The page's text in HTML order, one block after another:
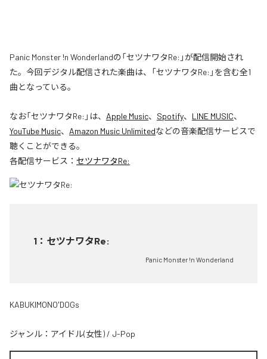
Panic Monster !n Wonderlandの「セツナワタRe:」が配信開始され
た。今回デジタル配信された楽曲は、「セツナワタRe:」を含む全1
曲となっている。
なお「セツナワタRe: 」は、 Apple Music、 Spotify、 LINE MUSIC、
YouTube Music、 Amazon Music Unlimitedなどの音楽配信サービスで
聴くことができる。
各配信サービス： セツナワタRe:
1 ： セツナワタRe:
Panic Monster !n Wonderland
KABUKIMONO'DOGs
ジャンル： アイドル(女性) / J-Pop